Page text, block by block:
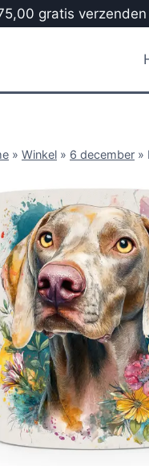
gratis
» Winkel » 6 december »